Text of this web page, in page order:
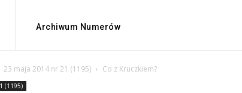
Archiwum Numerów
23 maja 2014 nr 21 (1195) Co z Kruczkiem?
(1195)